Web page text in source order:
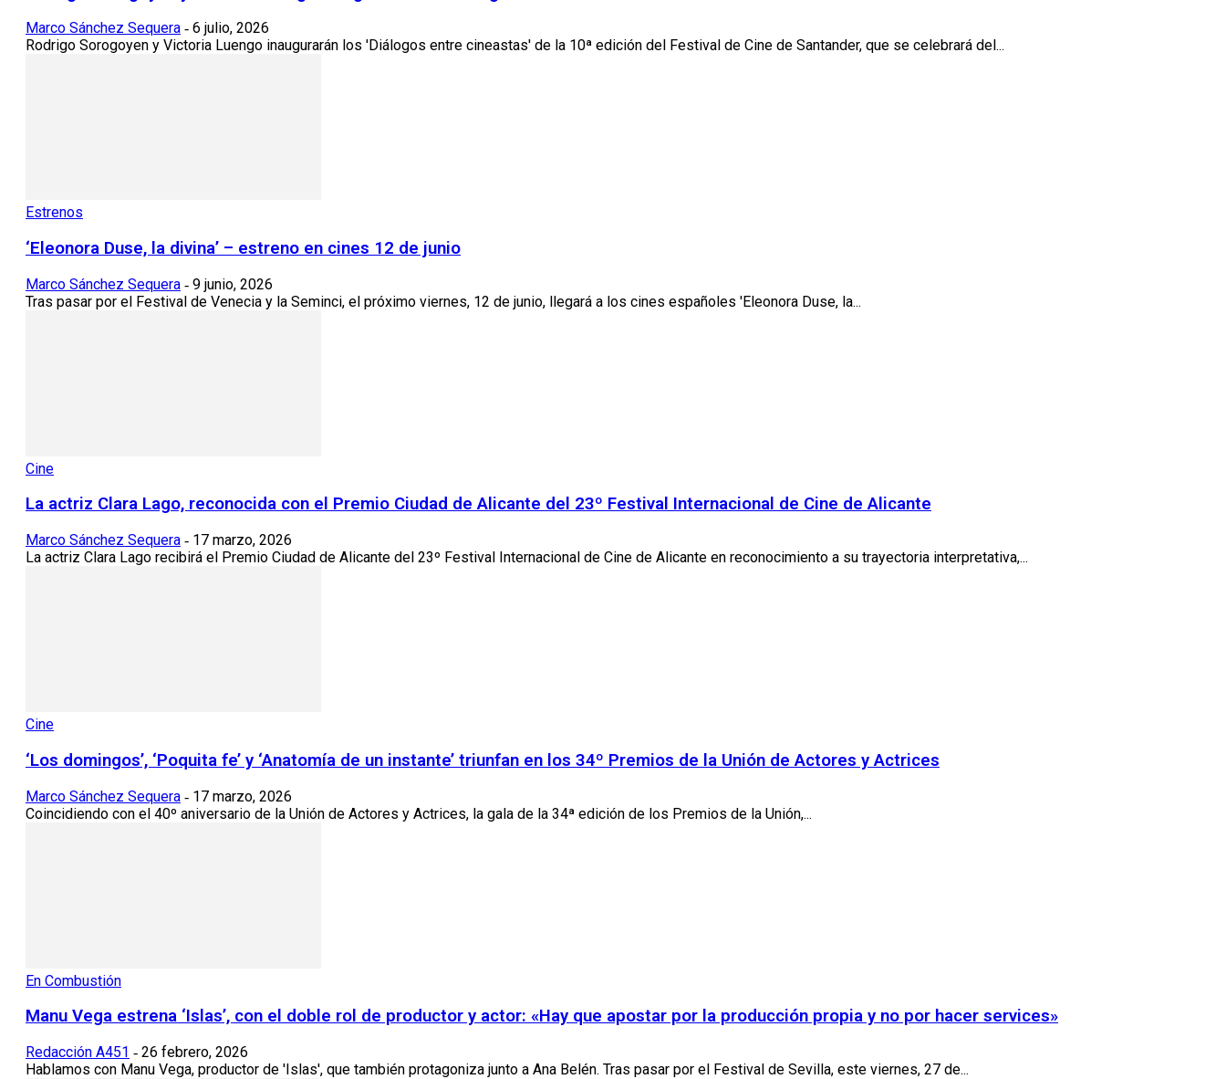
Marco Sánchez Sequera - 6 julio, 2026
Rodrigo Sorogoyen y Victoria Luengo inaugurarán los 'Diálogos entre cineastas' de la 10ª edición del Festival de Cine de Santander, que se celebrará del...
Estrenos
‘Eleonora Duse, la divina’ – estreno en cines 12 de junio
Marco Sánchez Sequera - 9 junio, 2026
Tras pasar por el Festival de Venecia y la Seminci, el próximo viernes, 12 de junio, llegará a los cines españoles 'Eleonora Duse, la...
Cine
La actriz Clara Lago, reconocida con el Premio Ciudad de Alicante del 23º Festival Internacional de Cine de Alicante
Marco Sánchez Sequera - 17 marzo, 2026
La actriz Clara Lago recibirá el Premio Ciudad de Alicante del 23º Festival Internacional de Cine de Alicante en reconocimiento a su trayectoria interpretativa,...
Cine
‘Los domingos’, ‘Poquita fe’ y ‘Anatomía de un instante’ triunfan en los 34º Premios de la Unión de Actores y Actrices
Marco Sánchez Sequera - 17 marzo, 2026
Coincidiendo con el 40º aniversario de la Unión de Actores y Actrices, la gala de la 34ª edición de los Premios de la Unión,...
En Combustión
Manu Vega estrena ‘Islas’, con el doble rol de productor y actor: «Hay que apostar por la producción propia y no por hacer services»
Redacción A451 - 26 febrero, 2026
Hablamos con Manu Vega, productor de 'Islas', que también protagoniza junto a Ana Belén. Tras pasar por el Festival de Sevilla, este viernes, 27 de...